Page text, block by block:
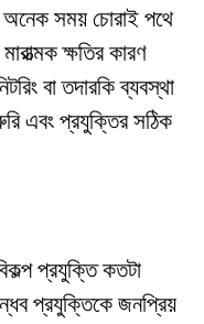
অনেক সময় চোরাই পথে
ক্ষতির কারণ
বা তদারকি ব্যবস্থা
এবং প্রযুক্তির সঠিক
প্রযুক্তি কতটা
প্রযুক্তিকে জনপ্রিয়